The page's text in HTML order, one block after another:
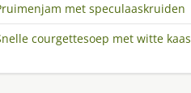
met speculaaskruiden
courgettesoep met witte kaas